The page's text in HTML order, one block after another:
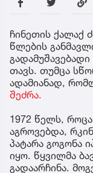
ჩინეთის ქალაქ
წლების
თავს. თუმცა
ადამიანად,
შეძრა.
1972 წელს,
აგროვებდა,
პატარა გოგონა
იყო. წყვილმა
გადაარჩინა.